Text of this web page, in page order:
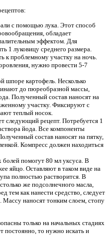
с помощью лука. Этот способ
обладает
эффектом. Для
1 луковицу среднего размера.
к проблемному участку на ночь.
нужно провести 5-7
шпоре картофель. Несколько
до пюреобразной массы,
Полученный состав наносят на
участку. Фиксируют с
теплый носок.
следующий рецепт. Потребуется 1
йода. Все компоненты
состав наносят на пятку,
Компресс должен находиться
помогут 80 мл уксуса. В
яйцо. Оставляют в таком виде на
полностью растворится. В
же подсолнечного масла,
тем как нанести средство, следует
Массу наносят тонким слоем, стопу
только на начальных стадиях
постоянно, то нужно искать и